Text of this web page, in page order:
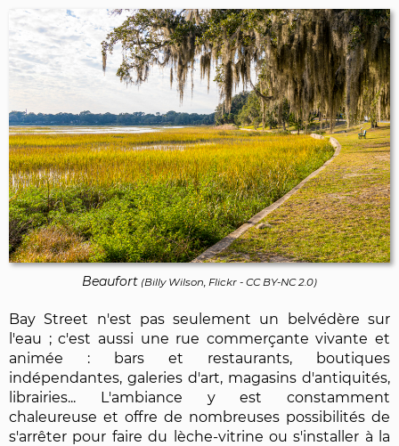
Beaufort (Billy Wilson, Flickr - CC BY-NC 2.0)
Bay Street n'est pas seulement un belvédère sur
l'eau ; c'est aussi une rue commerçante vivante et
animée : bars et restaurants, boutiques
indépendantes, galeries d'art, magasins d'antiquités,
librairies... L'ambiance y est constamment
chaleureuse et offre de nombreuses possibilités de
s'arrêter pour faire du lèche-vitrine ou s'installer à la